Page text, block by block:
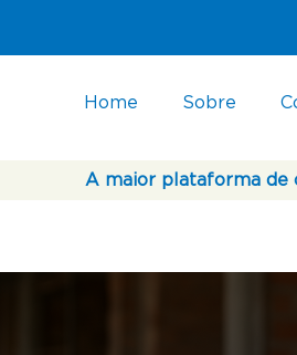
Home Sobre
A maior plataforma de